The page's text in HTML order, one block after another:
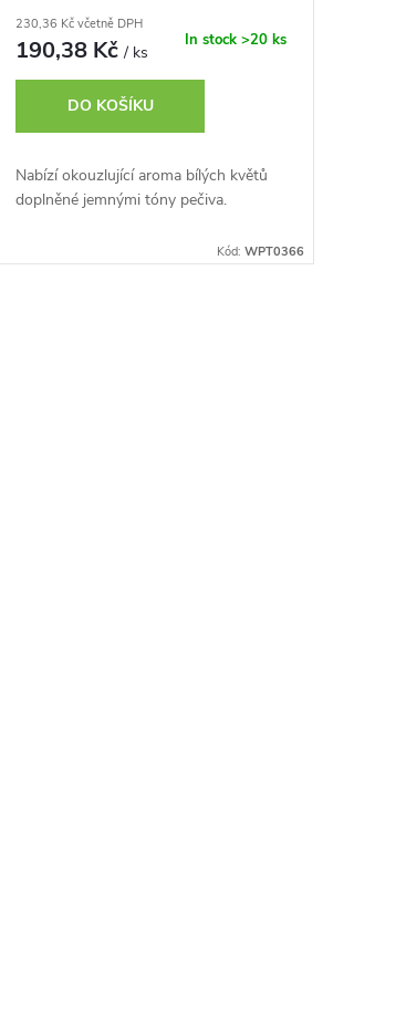
230,36 Kč včetně DPH
190,38 Kč/ ks
In stock >20 ks
DO KOŠÍKU
Nabízí okouzlující aroma bílých květů
doplněné jemnými tóny pečiva.
Kód: WPT0366